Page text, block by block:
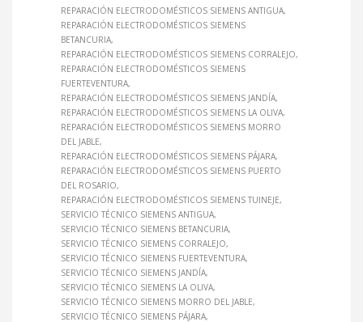
REPARACIÓN ELECTRODOMÉSTICOS SIEMENS ANTIGUA
REPARACIÓN ELECTRODOMÉSTICOS SIEMENS
BETANCURIA
REPARACIÓN ELECTRODOMÉSTICOS SIEMENS CORRALEJO
REPARACIÓN ELECTRODOMÉSTICOS SIEMENS
FUERTEVENTURA
REPARACIÓN ELECTRODOMÉSTICOS SIEMENS JANDÍA
REPARACIÓN ELECTRODOMÉSTICOS SIEMENS LA OLIVA
REPARACIÓN ELECTRODOMÉSTICOS SIEMENS MORRO
DEL JABLE
REPARACIÓN ELECTRODOMÉSTICOS SIEMENS PÁJARA
REPARACIÓN ELECTRODOMÉSTICOS SIEMENS PUERTO
DEL ROSARIO
REPARACIÓN ELECTRODOMÉSTICOS SIEMENS TUINEJE
SERVICIO TÉCNICO SIEMENS ANTIGUA
SERVICIO TÉCNICO SIEMENS BETANCURIA
SERVICIO TÉCNICO SIEMENS CORRALEJO
SERVICIO TÉCNICO SIEMENS FUERTEVENTURA
SERVICIO TÉCNICO SIEMENS JANDÍA
SERVICIO TÉCNICO SIEMENS LA OLIVA
SERVICIO TÉCNICO SIEMENS MORRO DEL JABLE
SERVICIO TÉCNICO SIEMENS PÁJARA